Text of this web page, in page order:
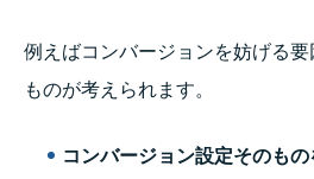
例えばコンバージョンを妨げる
ものが考えられます。
コンバージョン設定そのも